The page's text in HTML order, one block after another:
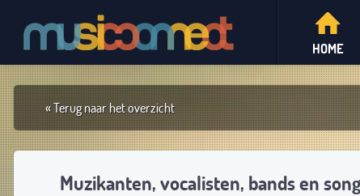
HOME
« Terug naar het overzicht
Muzikanten, vocalisten, bands en